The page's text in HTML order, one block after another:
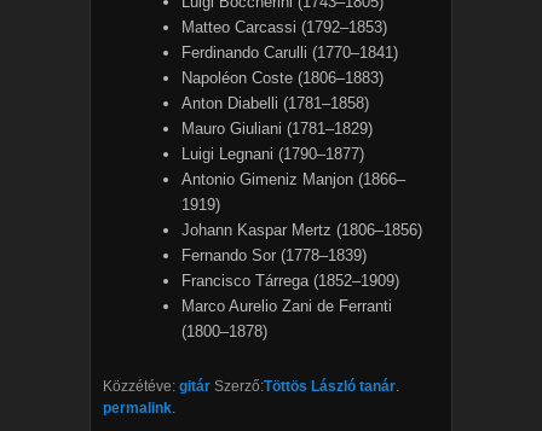
Matteo Carcassi (1792–1853)
Ferdinando Carulli (1770–1841)
Napoléon Coste (1806–1883)
Anton Diabelli (1781–1858)
Mauro Giuliani (1781–1829)
Luigi Legnani (1790–1877)
Antonio Gimeniz Manjon (1866–
1919)
Johann Kaspar Mertz (1806–1856)
Fernando Sor (1778–1839)
Francisco Tárrega (1852–1909)
Marco Aurelio Zani de Ferranti
(1800–1878)
Közzétéve: gitár Szerző:Töttös László tanár.
permalink.